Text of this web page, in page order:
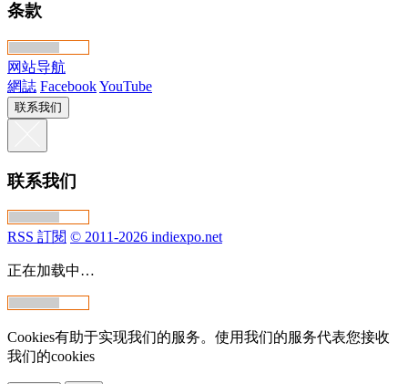
条款
网站导航
網誌 FacebookYouTube
联系我们
联系我们
RSS 訂閱 © 2011-2026 indiexpo.net
正在加载中…
Cookies有助于实现我们的服务。使用我们的服务代表您接收
我们的cookies